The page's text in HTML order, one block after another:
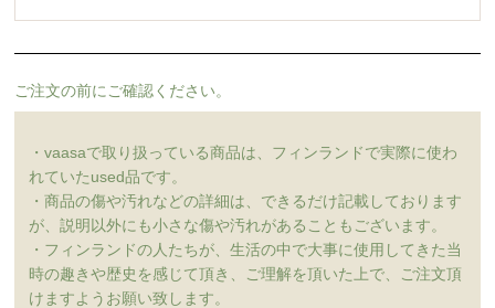
ご注文の前にご確認ください。
・vaasaで取り扱っている商品は、フィンランドで実際に使わ
れていたused品です。
・商品の傷や汚れなどの詳細は、できるだけ記載しております
が、説明以外にも小さな傷や汚れがあることもございます。
・フィンランドの人たちが、生活の中で大事に使用してきた当
時の趣きや歴史を感じて頂き、ご理解を頂いた上で、ご注文頂
けますようお願い致します。